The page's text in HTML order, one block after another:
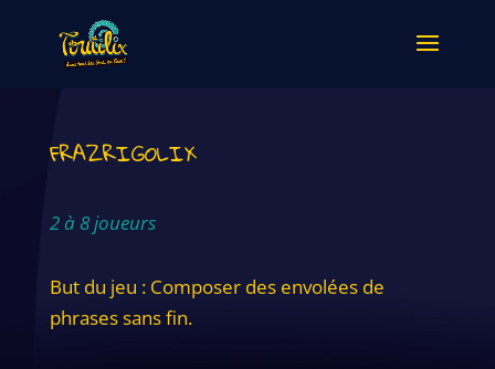
FRAZRIGOLIX
2 à 8 joueurs
But du jeu : Composer des envolées de
phrases sans fin.